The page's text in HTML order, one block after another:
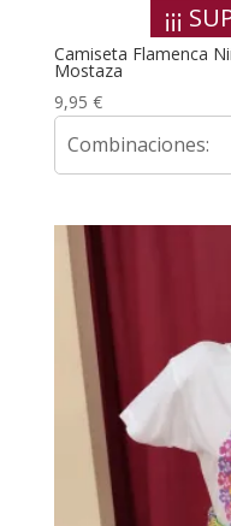
¡¡¡
Camiseta Flamenca
Mostaza
9,95 €
Combinaciones: